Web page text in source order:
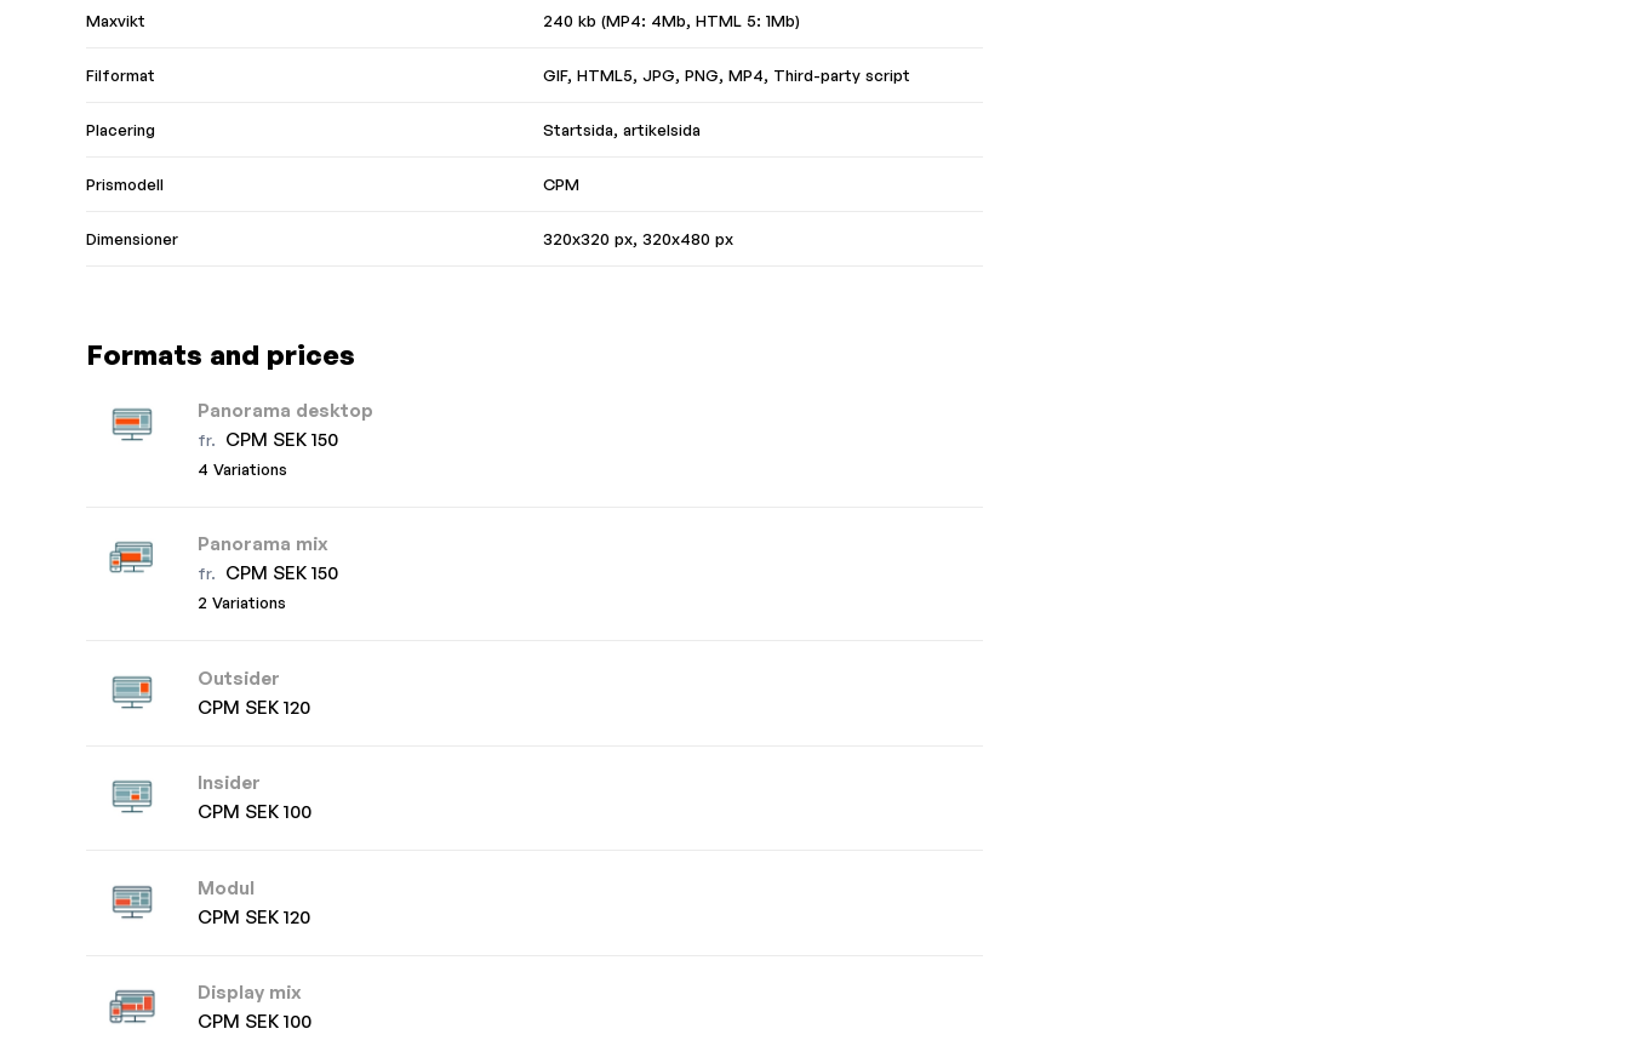
Maxvikt 240 kb (MP4: 4Mb, HTML 5: 1Mb)
Filformat GIF, HTML5, JPG, PNG, MP4, Third-party script
Placering Startsida, artikelsida
Prismodell CPM
Dimensioner 320x320 px, 320x480 px
Formats and prices
Panorama desktop
fr. CPM SEK 150
4 Variations
Panorama mix
fr. CPM SEK 150
2 Variations
Outsider
CPM SEK 120
Insider
CPM SEK 100
Modul
CPM SEK 120
Display mix
CPM SEK 100